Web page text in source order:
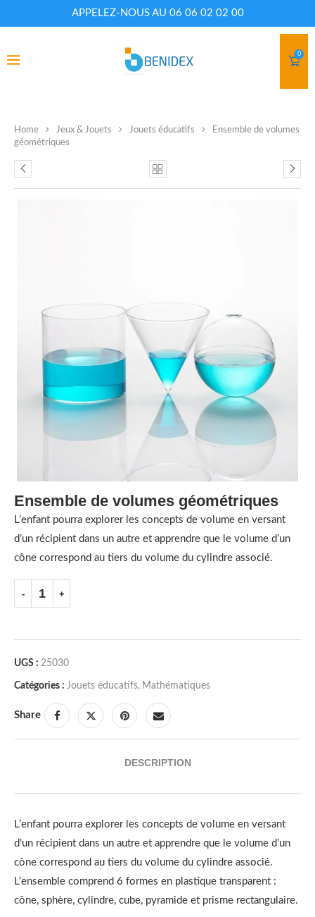
APPELEZ-NOUS AU 06 06 02 02 00
0
Home Jeux & Jouets Jouets éducatifs
Ensemble de volumes
géométriques
Ensemble de volumes géométriques
L’enfant pourra explorer les concepts de volume en versant
d’un récipient dans un autre et apprendre que le volume d’un
cône correspond au tiers du volume du cylindre associé.
UGS : 25030
Catégories : Jouets éducatifs, Mathématiques
Share
DESCRIPTION
L’enfant pourra explorer les concepts de volume en versant
d’un récipient dans un autre et apprendre que le volume d’un
cône correspond au tiers du volume du cylindre associé.
L’ensemble comprend 6 formes en plastique transparent :
cône, sphère, cylindre, cube, pyramide et prisme rectangulaire.